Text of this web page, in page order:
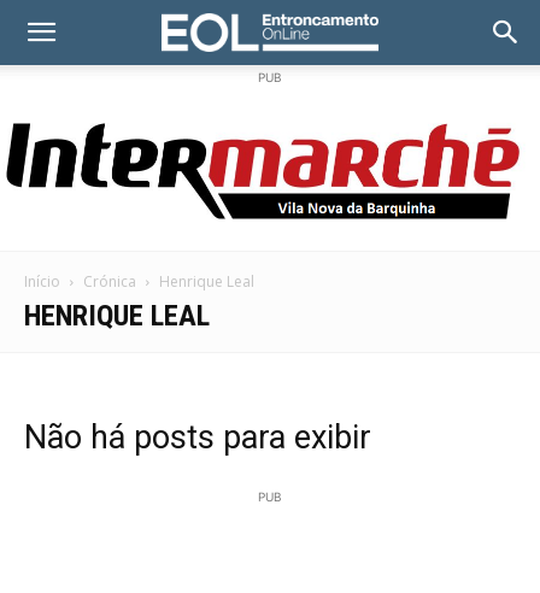
PUB
Início Crónica Henrique Leal
HENRIQUE LEAL
Não há posts para exibir
PUB